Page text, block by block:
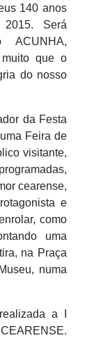
140 anos
2015. Será
ACUNHA,
que o
do nosso
da Festa
Feira de
visitante,
cearense,
e
como
uma
na Praça
numa
a I